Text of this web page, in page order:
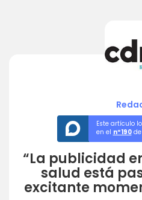
Este artículo
en el nº190de
“La publicidad
salud está
excitante